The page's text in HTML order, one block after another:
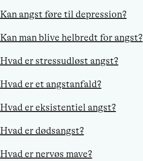
Kan angst føre til depression?
Kan man blive helbredt for angst?
Hvad er stressudløst angst?
Hvad er et angstanfald?
Hvad er eksistentiel angst?
Hvad er dødsangst?
Hvad er nervøs mave?